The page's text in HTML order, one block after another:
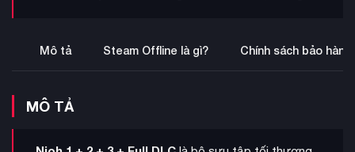
Mô tả Steam Offline là gì? Chính sách bảo hành
MÔ TẢ